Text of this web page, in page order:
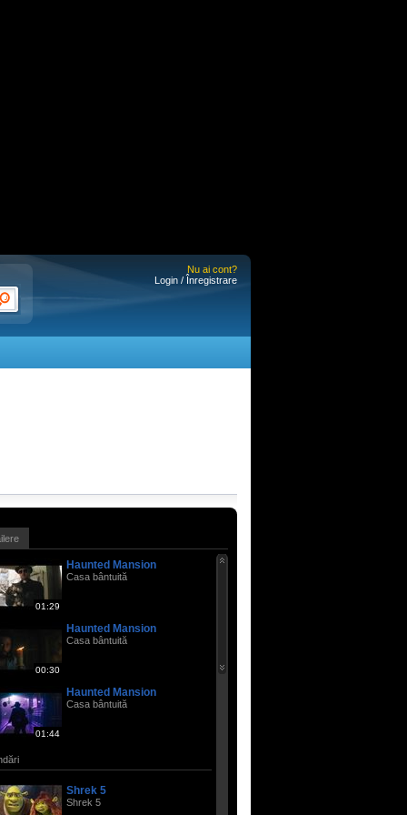
Nu ai cont?
Login / Înregistrare
01:29
Haunted Mansion
Casa bântuită
00:30
Haunted Mansion
Casa bântuită
01:44
Haunted Mansion
Casa bântuită
Shrek 5
Shrek 5